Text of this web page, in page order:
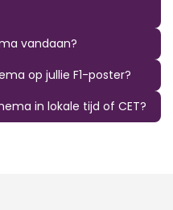
vandaan?
op jullie F1-poster?
in lokale tijd of CET?